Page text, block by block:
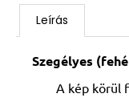
Leírás
Szegélyes
A kép körül